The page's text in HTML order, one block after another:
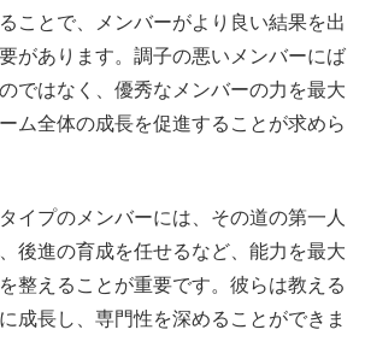
ことで、メンバーがより良い結果を出
があります。調子の悪いメンバーにば
ではなく、優秀なメンバーの力を最大
ム全体の成長を促進することが求めら
イプのメンバーには、その道の第一人
後進の育成を任せるなど、能力を最大
整えることが重要です。彼らは教える
成長し、専門性を深めることができま